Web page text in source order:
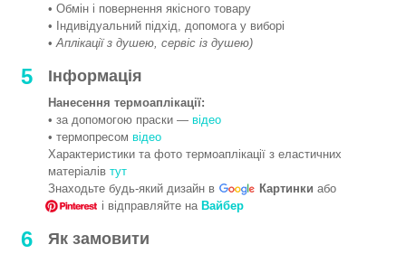
• Обмін і повернення якісного товару
• Індивідуальний підхід, допомога у виборі
•Аплікації з душею, сервіс із душею)
5 Інформація
Нанесення термоаплікації:
• за допомогою праски — відео
• термопресом відео
Характеристики та фото термоаплікації з еластичних
матеріалів тут
Знаходьте будь-який дизайн в
Картинки або
і відправляйте на Вайбер
6 Як замовити